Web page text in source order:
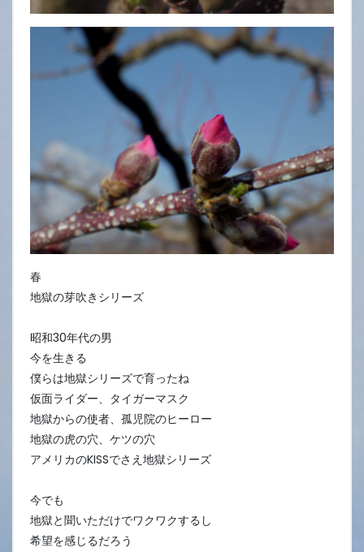
春
地獄の芽吹きシリーズ
昭和30年代の男
今を生きる
僕らは地獄シリーズで育ったね
仮面ライダー、タイガーマスク
地獄からの使者、孤児院のヒーロー
地獄の虎の穴、ケツの穴
アメリカのKISSでさえ地獄シリーズ
今でも
地獄と聞いただけでワクワクするし
希望を感じるだろう